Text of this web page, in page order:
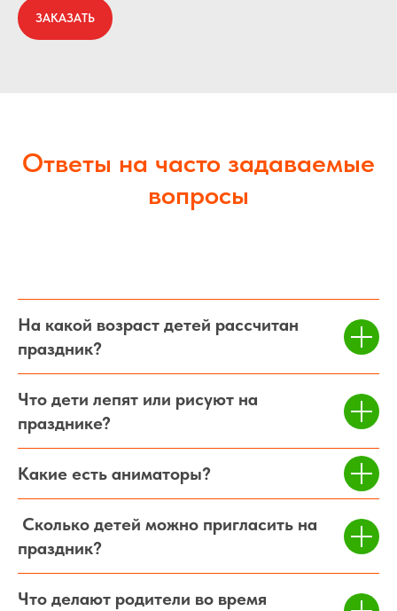
ЗАКАЗАТЬ
Ответы на часто задаваемые
вопросы
На какой возраст детей рассчитан
праздник?
Что дети лепят или рисуют на
празднике?
Какие есть аниматоры?
Сколько детей можно пригласить на
праздник?
Что делают родители во время